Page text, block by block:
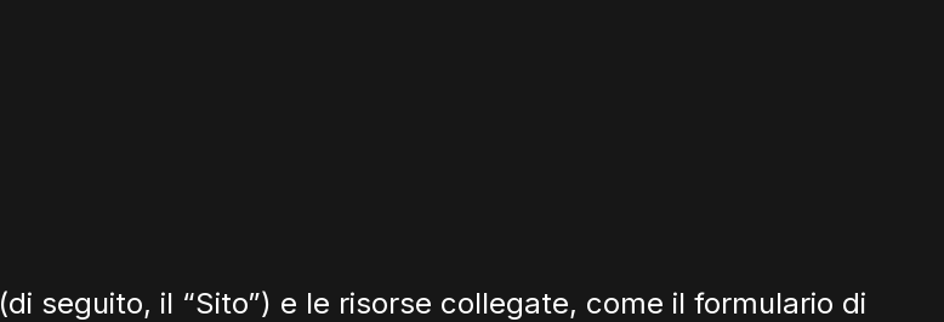
(di seguito, il “Sito”) e le risorse collegate, come il formulario di